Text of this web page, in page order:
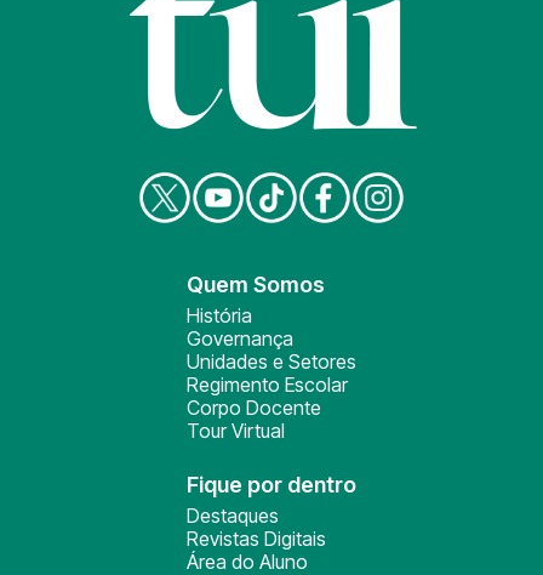
Quem Somos
História
Governança
Unidades e Setores
Regimento Escolar
Corpo Docente
Tour Virtual
Fique por dentro
Destaques
Revistas Digitais
Área do Aluno